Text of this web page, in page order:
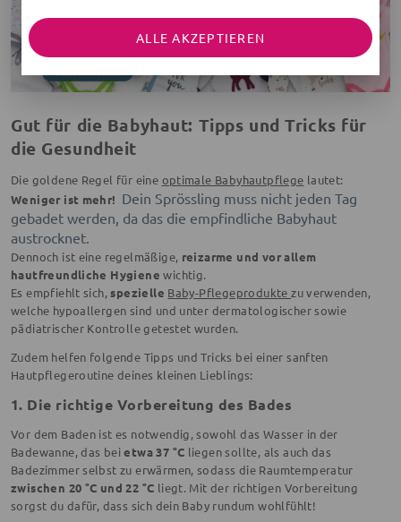
Gut für die Babyhaut: Tipps und Tricks für
die Gesundheit
Die goldene Regel für eine optimale Babyhautpflege lautet:
Weniger ist mehr! Dein Sprössling muss nicht jeden Tag
gebadet werden, da das die empfindliche Babyhaut
austrocknet.
Dennoch ist eine regelmäßige, reizarme und vor allem
hautfreundliche Hygiene wichtig.
Es empfiehlt sich,spezielle Baby-Pflegeproduktezu verwenden,
welche hypoallergen sind und unter dermatologischer sowie
pädiatrischer Kontrolle getestet wurden.
Zudem helfen folgende Tipps und Tricks bei einer sanften
Hautpflegeroutine deines kleinen Lieblings:
1. Die richtige Vorbereitung des Bades
Vor dem Baden ist es notwendig, sowohl das Wasser in der
Badewanne, das beietwa 37 °C liegen sollte, als auch das
Badezimmer selbst zu erwärmen, sodass die Raumtemperatur
zwischen 20 °C und 22 °C liegt. Mit der richtigen Vorbereitung
sorgst du dafür, dass sich dein Baby rundum wohlfühlt!
ALLE AKZEPTIEREN